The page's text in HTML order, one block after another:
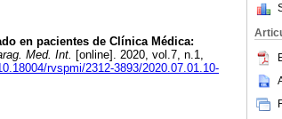
en pacientes de Clínica Médica:
Med. Int. [online]. 2020, vol.7, n.1,
rvspmi/2312-3893/2020.07.01.10-